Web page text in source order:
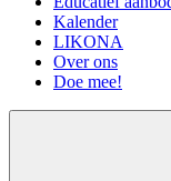
Kalender
LIKONA
Over ons
Doe mee!